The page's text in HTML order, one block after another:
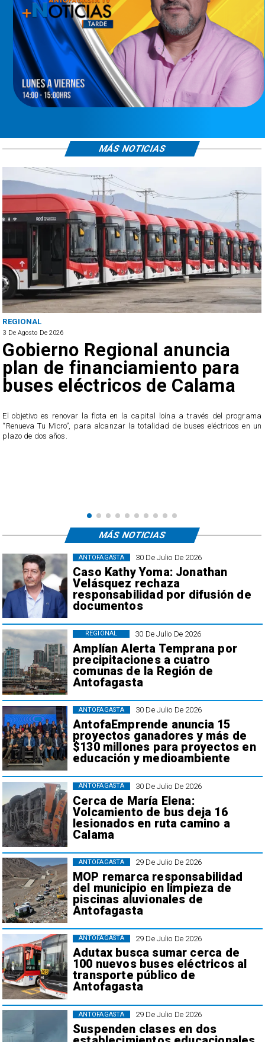
REGIONAL
3 De Agosto De 2026
Gobierno Regional anuncia
plan de financiamiento para
buses eléctricos de Calama
El objetivo es renovar la flota en la capital loína a través del programa
“Renueva Tu Micro”, para alcanzar la totalidad de buses eléctricos en un
plazo de dos años.
MÁS NOTICIAS
30 De Julio De 2026
Caso Kathy Yoma: Jonathan
Velásquez rechaza
responsabilidad por difusión de
documentos
ANTOFAGASTA
30 De Julio De 2026
Amplían Alerta Temprana por
precipitaciones a cuatro
comunas de la Región de
Antofagasta
REGIONAL
30 De Julio De 2026
AntofaEmprende anuncia 15
proyectos ganadores y más de
$130 millones para proyectos en
educación y medioambiente
ANTOFAGASTA
30 De Julio De 2026
Cerca de María Elena:
Volcamiento de bus deja 16
lesionados en ruta camino a
Calama
ANTOFAGASTA
29 De Julio De 2026
MOP remarca responsabilidad
del municipio en limpieza de
piscinas aluvionales de
Antofagasta
ANTOFAGASTA
29 De Julio De 2026
Adutax busca sumar cerca de
100 nuevos buses eléctricos al
transporte público de
Antofagasta
ANTOFAGASTA
29 De Julio De 2026
Suspenden clases en dos
ANTOFAGASTA
MÁS NOTICIAS